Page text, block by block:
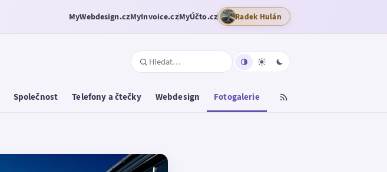
MyWebdesign.czMyInvoice.czMyÚčto.cz Radek Hulán
Společnost Telefony a čtečky Webdesign Fotogalerie